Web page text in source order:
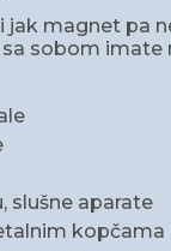
jak magnet pa
sobom imate
slušne aparate
kopčama